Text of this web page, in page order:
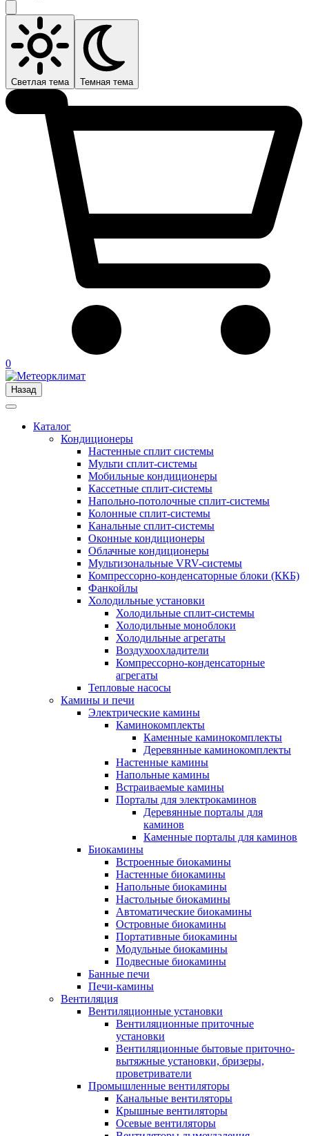
Светлая тема Темная тема
0
Назад
Каталог
Кондиционеры
Настенные сплит системы
Мульти сплит-системы
Мобильные кондиционеры
Кассетные сплит-системы
Напольно-потолочные сплит-системы
Колонные сплит-системы
Канальные сплит-системы
Оконные кондиционеры
Облачные кондиционеры
Мультизональные VRV-системы
Компрессорно-конденсаторные блоки (ККБ)
Фанкойлы
Холодильные установки
Холодильные сплит-системы
Холодильные моноблоки
Холодильные агрегаты
Воздухоохладители
Компрессорно-конденсаторные
агрегаты
Тепловые насосы
Камины и печи
Электрические камины
Каминокомплекты
Каменные каминокомплекты
Деревянные каминокомплекты
Настенные камины
Напольные камины
Встраиваемые камины
Порталы для электрокаминов
Деревянные порталы для
каминов
Каменные порталы для каминов
Биокамины
Встроенные биокамины
Настенные биокамины
Напольные биокамины
Настольные биокамины
Автоматические биокамины
Островные биокамины
Портативные биокамины
Модульные биокамины
Подвесные биокамины
Банные печи
Печи-камины
Вентиляция
Вентиляционные установки
Вентиляционные приточные
установки
Вентиляционные бытовые приточно-
вытяжные установки, бризеры,
проветриватели
Промышленные вентиляторы
Канальные вентиляторы
Крышные вентиляторы
Осевые вентиляторы